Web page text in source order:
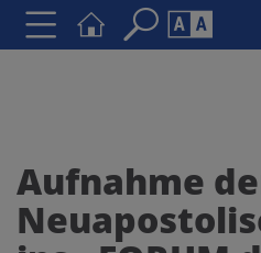
AAA
Kontrasteinstellungen
Aufnahme